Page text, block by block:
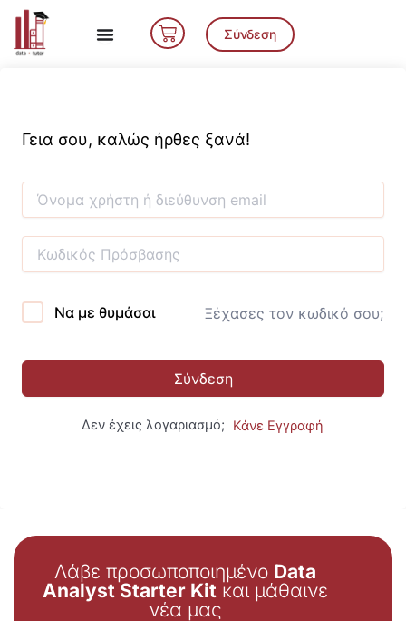
Μετάβαση
περιεχόμενο
Cart Σύνδεση
Γεια σου, καλώς ήρθες ξανά!
Να με θυμάσαι Ξέχασες τον κωδικό σου;
Σύνδεση
Δεν έχεις λογαριασμό; Κάνε Εγγραφή
Λάβε προσωποποιημένο Data
Analyst Starter Kit και μάθαινε
νέα μας